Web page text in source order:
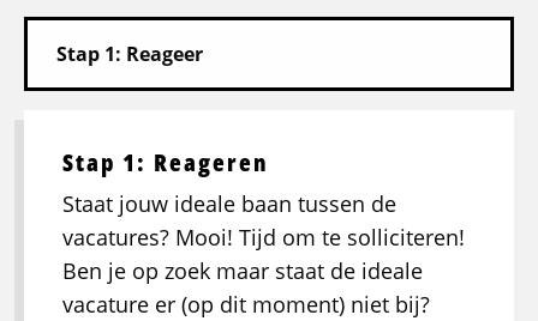
Stap 1: Reageren
Staat jouw ideale baan tussen de
vacatures? Mooi! Tijd om te solliciteren!
Ben je op zoek maar staat de ideale
vacature er (op dit moment) niet bij?